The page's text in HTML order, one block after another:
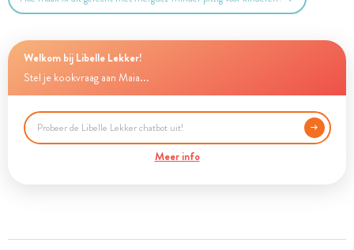
Welkom bij Libelle Lekker!
Stel je kookvraag aan Maia...
Meer info